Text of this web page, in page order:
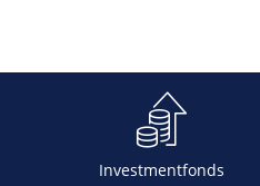
Investmentfonds